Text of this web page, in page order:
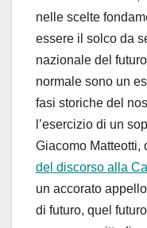
nelle scelte
essere il solco da
nazionale del
normale sono un
fasi storiche del
l’esercizio di un
Giacomo Matteotti,
del discorso alla
un accorato
di futuro, quel